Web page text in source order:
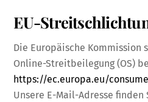
EU-
Die Europäische
Online-Streitbeilegung (OS)
https://ec.europa.eu/
Unsere E-Mail-Adresse